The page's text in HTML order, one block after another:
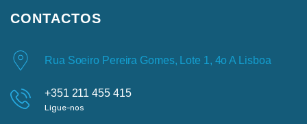
CONTACTOS
Rua Soeiro Pereira Gomes, Lote 1, 4o A Lisboa
+351 211 455 415
Ligue-nos